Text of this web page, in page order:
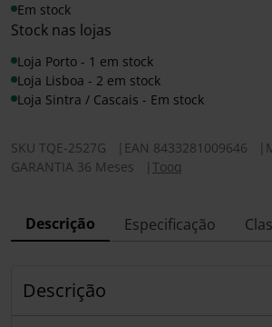
Em stock
Stock nas lojas
Loja Porto - 1 em stock
Loja Lisboa - 2 em stock
Loja Sintra / Cascais - Em stock
SKU TQE-2527G EAN 8433281009646
GARANTIA 36 Meses
Tooq
Descrição Especificação
Descrição